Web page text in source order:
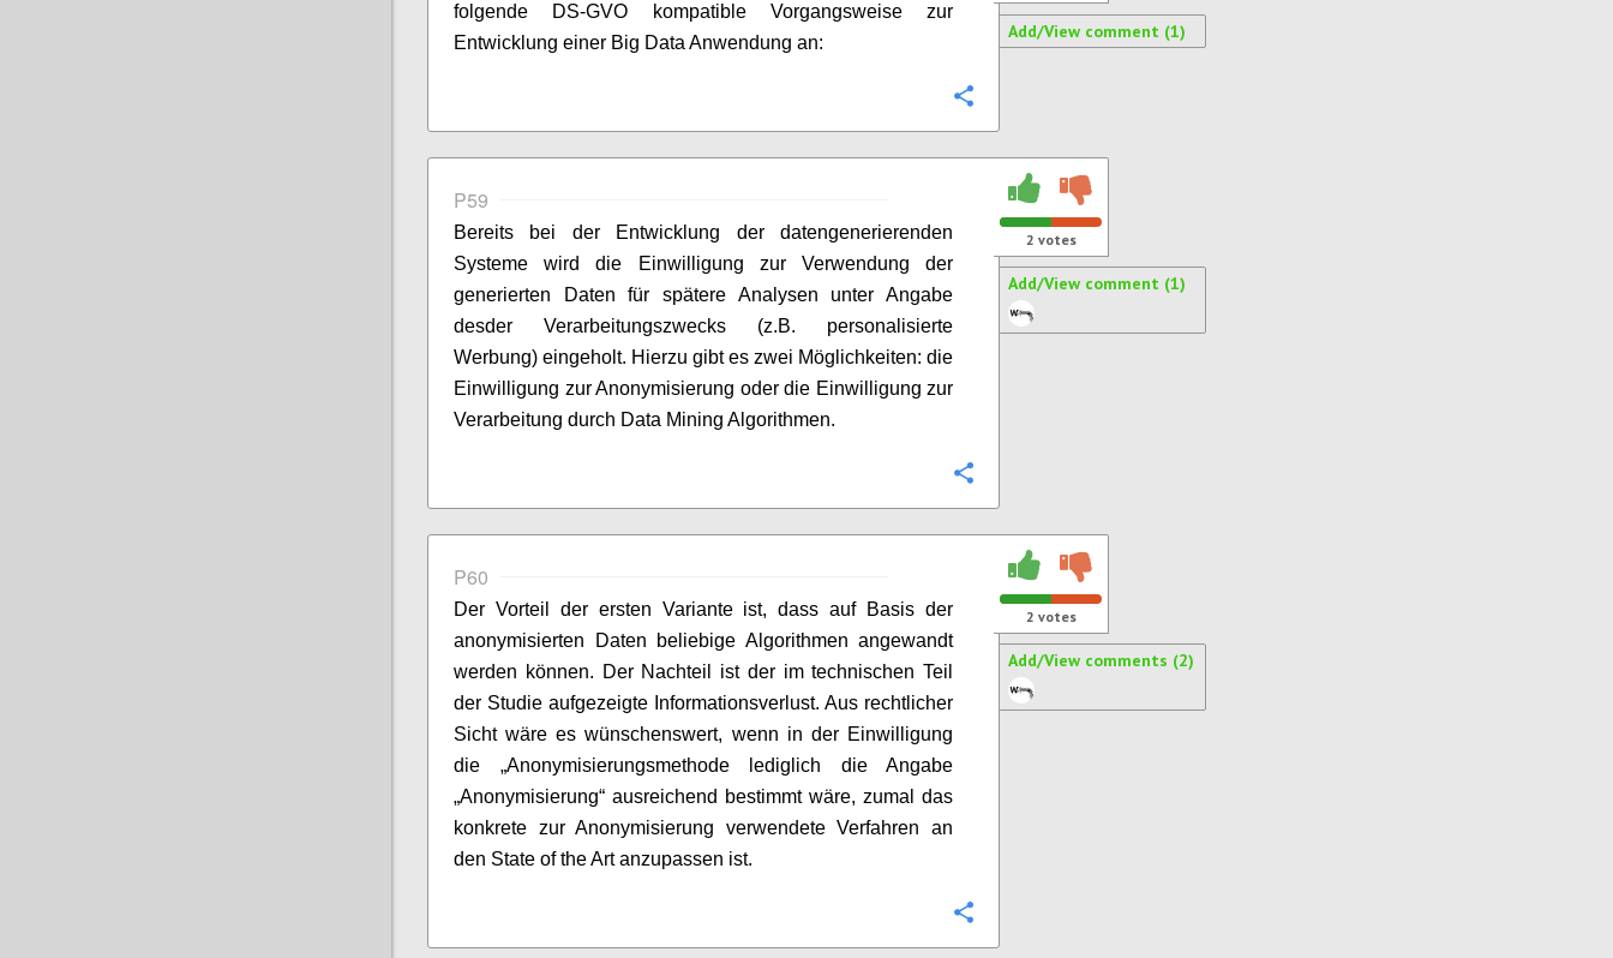
folgende DS-GVO kompatible Vorgangsweise zur
Entwicklung einer Big Data Anwendung an:
Add/View comment (1)
P59
Bereits bei der Entwicklung der datengenerierenden
Systeme wird die Einwilligung zur Verwendung der
generierten Daten für spätere Analysen unter Angabe
desder Verarbeitungszwecks (z.B. personalisierte
Werbung) eingeholt. Hierzu gibt es zwei Möglichkeiten: die
Einwilligung zur Anonymisierung oder die Einwilligung zur
Verarbeitung durch Data Mining Algorithmen.
2 votes
Add/View comment (1)
P60
Der Vorteil der ersten Variante ist, dass auf Basis der
anonymisierten Daten beliebige Algorithmen angewandt
werden können. Der Nachteil ist der im technischen Teil
der Studie aufgezeigte Informationsverlust. Aus rechtlicher
Sicht wäre es wünschenswert, wenn in der Einwilligung
die „Anonymisierungsmethode lediglich die Angabe
„Anonymisierung“ ausreichend bestimmt wäre, zumal das
konkrete zur Anonymisierung verwendete Verfahren an
den State of the Art anzupassen ist.
2 votes
Add/View comments (2)